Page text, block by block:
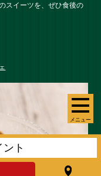
メニュー
スイーツを、ぜひ食後の
ト